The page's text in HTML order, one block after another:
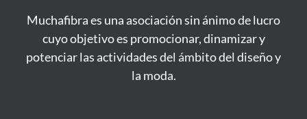
Muchafibra es una asociación sin ánimo de lucro
cuyo objetivo es promocionar, dinamizar y
potenciar las actividades del ámbito del diseño y
la moda.